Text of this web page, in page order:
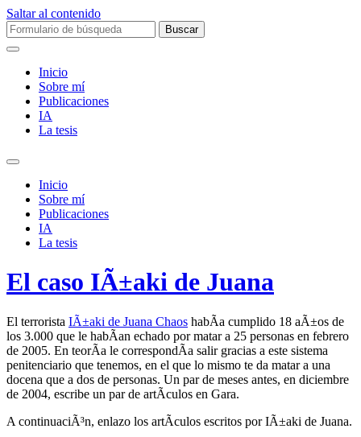
Saltar al contenido
Buscar:
Inicio
Sobre mí­
Publicaciones
IA
La tesis
Alternar
campo
búsqueda
Inicio
Sobre mí­
Publicaciones
IA
La tesis
El caso IÃ±aki de Juana
El terrorista IÃ±aki de Juana Chaos habÃ­a cumplido 18 aÃ±os de
los 3.000 que le habÃ­an echado por matar a 25 personas en febrero
de 2005. En teorÃ­a le correspondÃ­a salir gracias a este sistema
penitenciario que tenemos, en el que lo mismo te da matar a una
docena que a dos de personas. Un par de meses antes, en diciembre
de 2004, escribe un par de artÃ­culos en Gara.
A continuaciÃ³n, enlazo los artÃ­culos escritos por IÃ±aki de Juana.